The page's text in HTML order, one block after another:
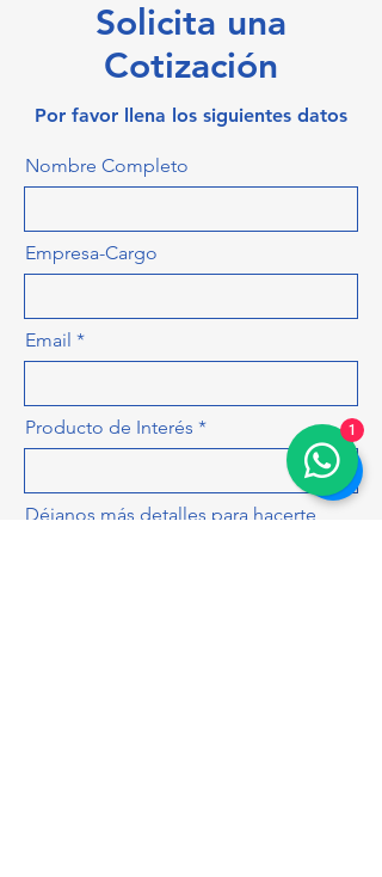
Solicita una
Cotización
Por favor llena los siguientes datos
Nombre Completo
Empresa-Cargo
Email
Producto de Interés
Déjanos más detalles para hacerte
1